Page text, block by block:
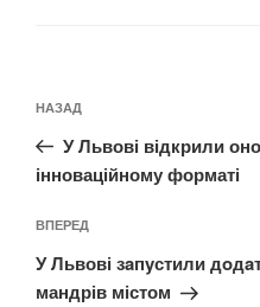
записів
Попередній
запис:
НАЗАД
У Львові відкрили
інноваційному форматі
Наступний
запис
ВПЕРЕД
У Львові зaпyстили
мандрів містом